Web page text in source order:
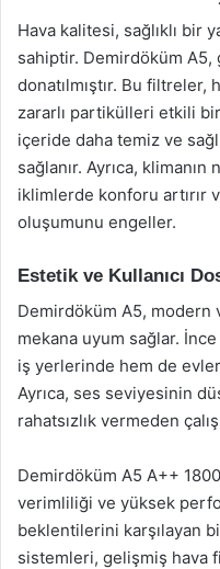
Hava kalitesi, sağlıklı bir
sahiptir. Demirdöküm
donatılmıştır. Bu
zararlı partikülleri etkili
içeride daha temiz ve
sağlanır. Ayrıca,
iklimlerde konforu artırır
oluşumunu engeller.
Estetik ve Kullanıcı
Demirdöküm A5, modern
mekana uyum sağlar.
iş yerlerinde hem de
Ayrıca, ses seviyesinin
rahatsızlık vermeden
Demirdöküm A5 A++
verimliliği ve yüksek
beklentilerini karşılayan
sistemleri, gelişmiş hava